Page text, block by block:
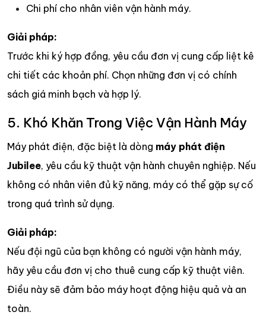
Chi phí cho nhân viên vận hành máy.
Giải pháp:
Trước khi ký hợp đồng, yêu cầu đơn vị cung cấp liệt kê
chi tiết các khoản phí. Chọn những đơn vị có chính
sách giá minh bạch và hợp lý.
5. Khó Khăn Trong Việc Vận Hành Máy
Máy phát điện, đặc biệt là dòng máy phát điện
Jubilee, yêu cầu kỹ thuật vận hành chuyên nghiệp. Nếu
không có nhân viên đủ kỹ năng, máy có thể gặp sự cố
trong quá trình sử dụng.
Giải pháp:
Nếu đội ngũ của bạn không có người vận hành máy,
hãy yêu cầu đơn vị cho thuê cung cấp kỹ thuật viên.
Điều này sẽ đảm bảo máy hoạt động hiệu quả và an
toàn.